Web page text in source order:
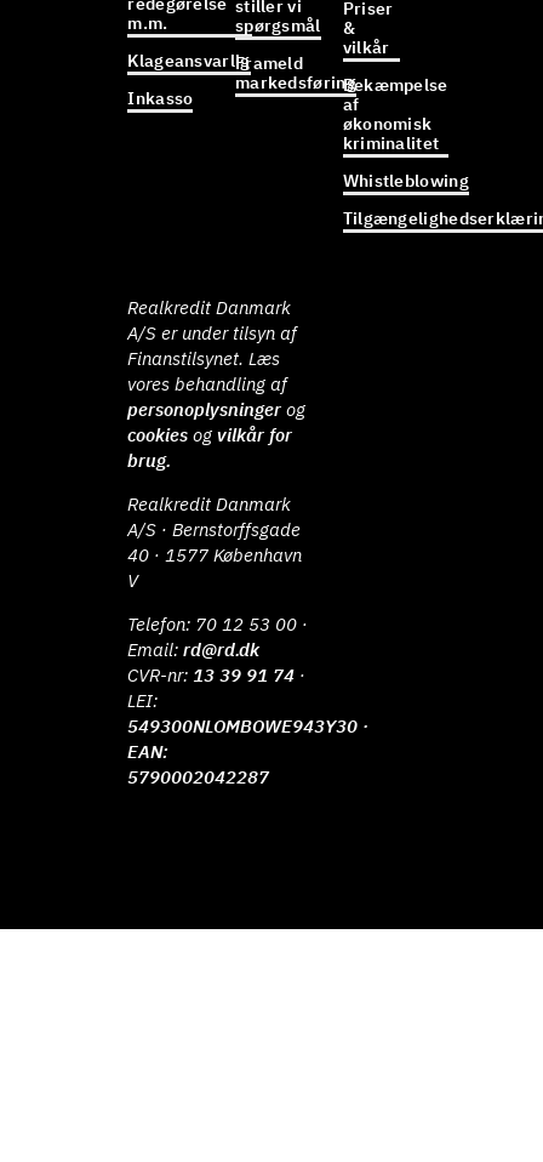
m.m.
Klageansvarlig
Inkasso
stiller vi
spørgsmål
Frameld
markedsføring
Priser
&
vilkår
Bekæmpelse
af
økonomisk
kriminalitet
Whistleblowing
Realkredit Danmark
A/S er under tilsyn af
Finanstilsynet. Læs
vores behandling af
personoplysninger og
cookies ogvilkår for
brug.
Realkredit Danmark
A/S · Bernstorffsgade
40 · 1577 København
V
Telefon: 70 12 53 00 ·
Email:rd@rd.dk
CVR-nr: 13 39 91 74 ·
LEI:
549300NLOMBOWE943Y30 ·
EAN:
5790002042287